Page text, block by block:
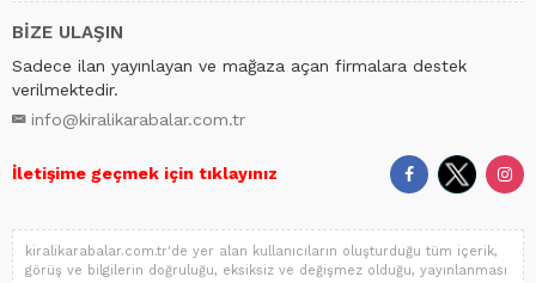
BİZE ULAŞIN
Sadece ilan yayınlayan ve mağaza açan firmalara destek
verilmektedir.
info@kiralikarabalar.com.tr
İletişime geçmek için tıklayınız
kiralikarabalar.com.tr'de yer alan kullanıcıların oluşturduğu tüm içerik,
görüş ve bilgilerin doğruluğu, eksiksiz ve değişmez olduğu, yayınlanması